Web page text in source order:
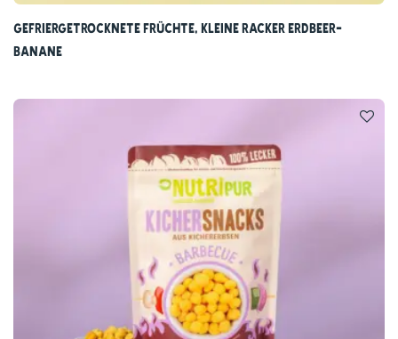
Gefriergetrocknete Früchte, Kleine Racker Erdbeer-
Banane